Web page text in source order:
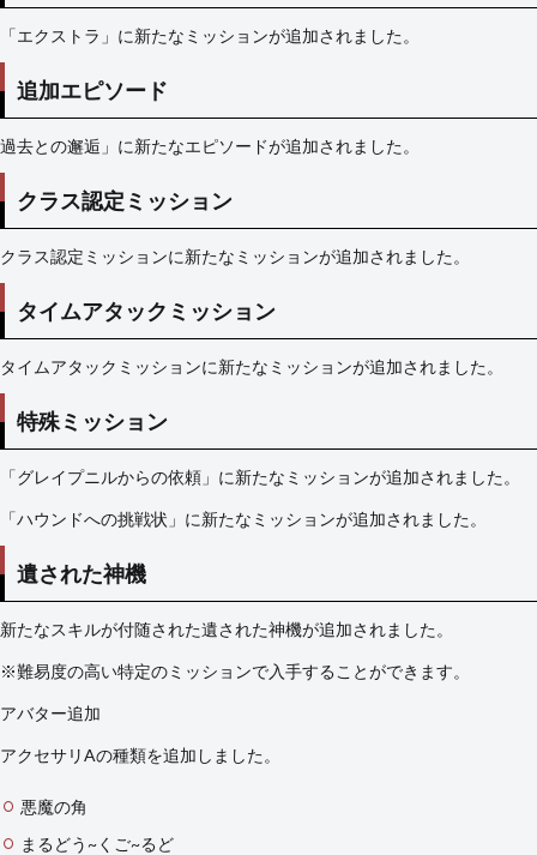
「エクストラ」に新たなミッションが追加されました。
追加エピソード
過去との邂逅」に新たなエピソードが追加されました。
クラス認定ミッション
クラス認定ミッションに新たなミッションが追加されました。
タイムアタックミッション
タイムアタックミッションに新たなミッションが追加されました。
特殊ミッション
「グレイプニルからの依頼」に新たなミッションが追加されました。
「ハウンドへの挑戦状」に新たなミッションが追加されました。
遺された神機
新たなスキルが付随された遺された神機が追加されました。
※難易度の高い特定のミッションで入手することができます。
アバター追加
アクセサリAの種類を追加しました。
悪魔の角
まるどう~くご~るど